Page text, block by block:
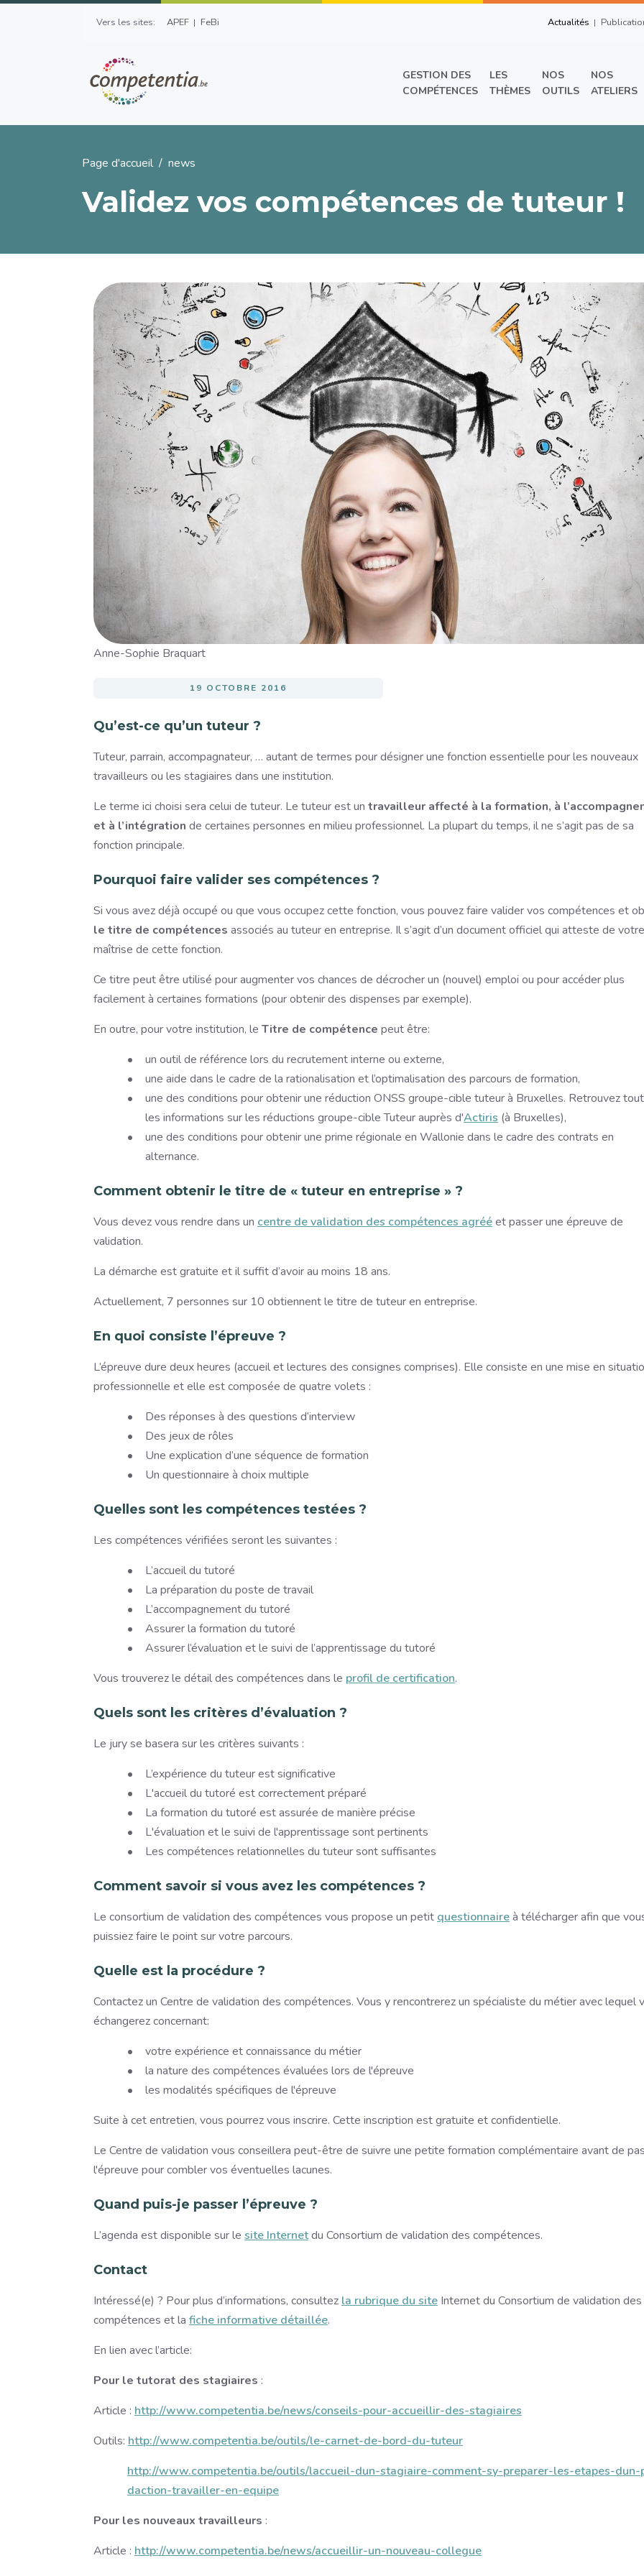
Aller au contenu principal
Vers les sites: Top Left Menu
APEF FeBi Top Right
Actualités
Main menu
GESTION DES
COMPÉTENCES
LES
THÈMES
NOS
OUTILS
NOS
ATELIERS
Fil d'Ariane
Page d'accueil news
Validez vos compétences de tuteur !
Image
Anne-Sophie Braquart
19 OCTOBRE 2016
Qu’est-ce qu’un tuteur ?
Tuteur, parrain, accompagnateur, … autant de termes pour désigner une fonction essentielle pour les nouveaux
travailleurs ou les stagiaires dans une institution.
Le terme ici choisi sera celui de tuteur. Le tuteur est un travailleur affecté à la formation, à
et à l’intégration de certaines personnes en milieu professionnel. La plupart du temps, il ne s’agit pas de sa
fonction principale.
Pourquoi faire valider ses compétences ?
Si vous avez déjà occupé ou que vous occupez cette fonction, vous pouvez faire valider vos compétences et
le titre de compétences associés au tuteur en entreprise. Il s’agit d’un document officiel qui atteste de votre
maîtrise de cette fonction.
Ce titre peut être utilisé pour augmenter vos chances de décrocher un (nouvel) emploi ou pour accéder plus
facilement à certaines formations (pour obtenir des dispenses par exemple).
En outre, pour votre institution, le Titre de compétence peut être:
un outil de référence lors du recrutement interne ou externe,
une aide dans le cadre de la rationalisation et l’optimalisation des parcours de formation,
une des conditions pour obtenir une réduction ONSS groupe-cible tuteur à Bruxelles. Retrouvez
les informations sur les réductions groupe-cible Tuteur auprès d'Actiris (à Bruxelles),
une des conditions pour obtenir une prime régionale en Wallonie dans le cadre des contrats en
alternance.
Comment obtenir le titre de « tuteur en entreprise » ?
Vous devez vous rendre dans un centre de validation des compétences agrééet passer une épreuve de
validation.
La démarche est gratuite et il suffit d’avoir au moins 18 ans.
Actuellement, 7 personnes sur 10 obtiennent le titre de tuteur en entreprise.
En quoi consiste l’épreuve ?
L’épreuve dure deux heures (accueil et lectures des consignes comprises). Elle consiste en une mise en
professionnelle et elle est composée de quatre volets :
Des réponses à des questions d’interview
Des jeux de rôles
Une explication d’une séquence de formation
Un questionnaire à choix multiple
Quelles sont les compétences testées ?
Les compétences vérifiées seront les suivantes :
L’accueil du tutoré
La préparation du poste de travail
L’accompagnement du tutoré
Assurer la formation du tutoré
Assurer l’évaluation et le suivi de l’apprentissage du tutoré
Vous trouverez le détail des compétences dans le profil de certification.
Quels sont les critères d’évaluation ?
Le jury se basera sur les critères suivants :
L’expérience du tuteur est significative
L'accueil du tutoré est correctement préparé
La formation du tutoré est assurée de manière précise
L'évaluation et le suivi de l'apprentissage sont pertinents
Les compétences relationnelles du tuteur sont suffisantes
Comment savoir si vous avez les compétences ?
Le consortium de validation des compétences vous propose un petit questionnaireà télécharger afin que
puissiez faire le point sur votre parcours.
Quelle est la procédure ?
Contactez un Centre de validation des compétences. Vous y rencontrerez un spécialiste du métier avec lequel
échangerez concernant:
votre expérience et connaissance du métier
la nature des compétences évaluées lors de l'épreuve
les modalités spécifiques de l'épreuve
Suite à cet entretien, vous pourrez vous inscrire. Cette inscription est gratuite et confidentielle.
Le Centre de validation vous conseillera peut-être de suivre une petite formation complémentaire avant de
l'épreuve pour combler vos éventuelles lacunes.
Quand puis-je passer l’épreuve ?
L’agenda est disponible sur le site Internetdu Consortium de validation des compétences.
Contact
Intéressé(e) ? Pour plus d’informations, consultez la rubrique du site Internet du Consortium de validation des
compétences et la fiche informative détaillée.
En lien avec l’article:
Pour le tutorat des stagiaires :
Article : http://www.competentia.be/news/conseils-pour-accueillir-des-stagiaires
Outils: http://www.competentia.be/outils/le-carnet-de-bord-du-tuteur
http://www.competentia.be/outils/laccueil-dun-stagiaire-comment-sy-preparer-les-etapes-dun-
daction-travailler-en-equipe
Pour les nouveaux travailleurs :
Article : http://www.competentia.be/news/accueillir-un-nouveau-collegue